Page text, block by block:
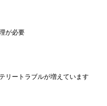
が必要
リートラブルが増えています